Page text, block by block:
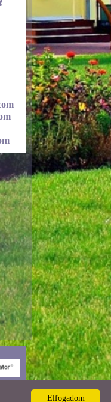
adatok
törvényességi
felügyeletet
Elfogadom